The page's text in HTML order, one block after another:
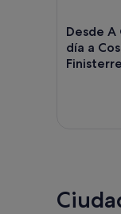
9
ago
Desde A
día a
Finisterre